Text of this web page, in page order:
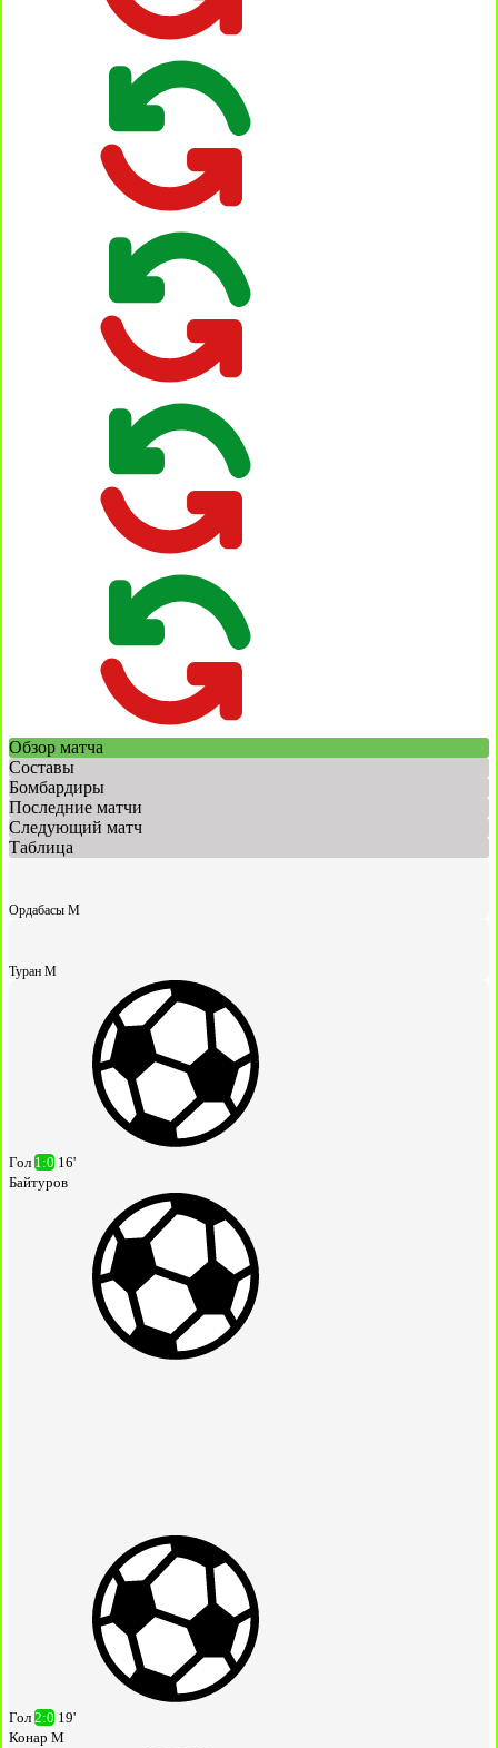
Обзор матча
Составы
Бомбардиры
Последние матчи
Следующий матч
Таблица
Ордабасы М
Туран М
Гол 1:0 16'
Байтуров
Гол 2:0 19'
Конар М